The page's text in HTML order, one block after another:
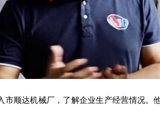
达机械厂，了解企业生产经营情况。